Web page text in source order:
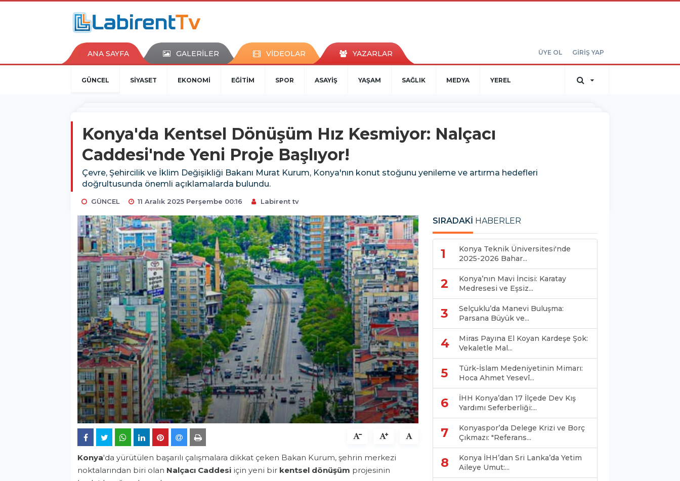
ANA SAYFA GALERİLER VİDEOLAR YAZARLAR ÜYE OL GİRİŞ YAP
GÜNCEL SİYASET EKONOMİ EĞİTİM SPOR ASAYİŞ YAŞAM SAĞLIK MEDYA YEREL
Konya'da Kentsel Dönüşüm Hız Kesmiyor: Nalçacı
Caddesi'nde Yeni Proje Başlıyor!
Çevre, Şehircilik ve İklim Değişikliği Bakanı Murat Kurum, Konya'nın konut stoğunu yenileme ve artırma hedefleri
doğrultusunda önemli açıklamalarda bulundu.
GÜNCEL 11 Aralık 2025 Perşembe 00:16 Labirent tv
Konya'da yürütülen başarılı çalışmalara dikkat çeken Bakan Kurum, şehrin merkezi
noktalarından biri olan Nalçacı Caddesi için yeni bir kentsel dönüşüm projesinin
SIRADAKİ HABERLER
1
Konya Teknik Üniversitesi'nde
2025-2026 Bahar...
2
Konya’nın Mavi İncisi: Karatay
Medresesi ve Eşsiz...
3
Selçuklu’da Manevi Buluşma:
Parsana Büyük ve...
4
Miras Payına El Koyan Kardeşe Şok:
Vekaletle Mal...
5
Türk-İslam Medeniyetinin Mimarı:
Hoca Ahmet Yesevî...
6
İHH Konya’dan 17 İlçede Dev Kış
Yardımı Seferberliği:...
7
Konyaspor’da Delege Krizi ve Borç
Çıkmazı: "Referans...
8
Konya İHH’dan Sri Lanka’da Yetim
Aileye Umut:...